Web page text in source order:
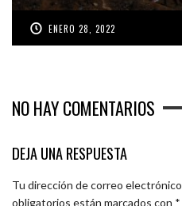
ENERO 28, 2022
NO HAY COMENTARIOS
DEJA UNA RESPUESTA
Tu dirección de correo
obligatorios están marcados con *